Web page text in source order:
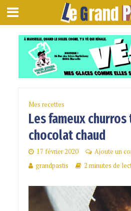
Mes recettes
Les fameux churros
chocolat chaud
17 février 2020
Ajoute un
grandpastis
2 minutes de